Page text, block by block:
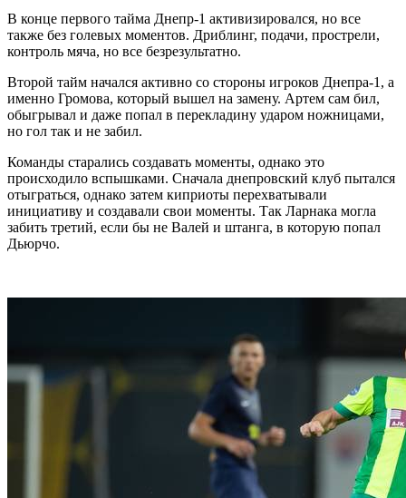
В конце первого тайма Днепр-1 активизировался, но все
также без голевых моментов. Дриблинг, подачи, прострели,
контроль мяча, но все безрезультатно.
Второй тайм начался активно со стороны игроков Днепра-1, а
именно Громова, который вышел на замену. Артем сам бил,
обыгрывал и даже попал в перекладину ударом ножницами,
но гол так и не забил.
Команды старались создавать моменты, однако это
происходило вспышками. Сначала днепровский клуб пытался
отыграться, однако затем киприоты перехватывали
инициативу и создавали свои моменты. Так Ларнака могла
забить третий, если бы не Валей и штанга, в которую попал
Дьюрчо.